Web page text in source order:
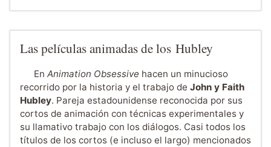
Las películas animadas de los Hubley
En Animation Obsessive hacen un minucioso
recorrido por la historia y el trabajo de John y Faith
Hubley. Pareja estadounidense reconocida por sus
cortos de animación con técnicas experimentales y
su llamativo trabajo con los diálogos. Casi todos los
títulos de los cortos (e incluso el largo) mencionados